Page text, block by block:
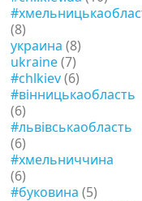
(8)
украина (8)
ukraine(7)
#chlkiev(6)
#вінницькаобласть
(6)
#львівськаобласть
(6)
#хмельниччина
(6)
#буковина (5)